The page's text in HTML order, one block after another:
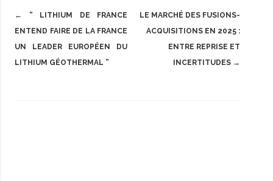
Post
navigation
←
“ LITHIUM DE FRANCE
ENTEND FAIRE DE LA FRANCE
UN LEADER EUROPÉEN DU
LITHIUM GÉOTHERMAL ”
LE MARCHÉ DES FUSIONS-
ACQUISITIONS EN 2025 :
ENTRE REPRISE ET
INCERTITUDES →